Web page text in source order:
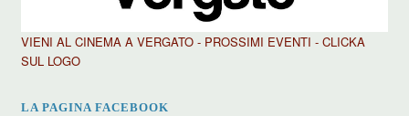
VIENI AL CINEMA A VERGATO - PROSSIMI EVENTI - CLICKA
SUL LOGO
LA PAGINA FACEBOOK